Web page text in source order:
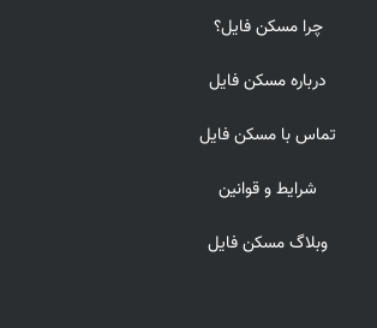
چرا مسکن فایل؟
درباره مسکن فایل
تماس با مسکن فایل
شرایط و قوانین
وبلاگ مسکن فایل